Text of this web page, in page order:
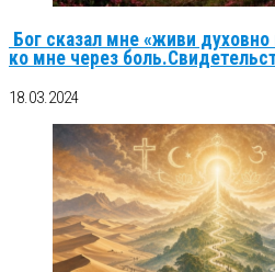
Бог сказал мне «живи
ко мне через
18.03.2024